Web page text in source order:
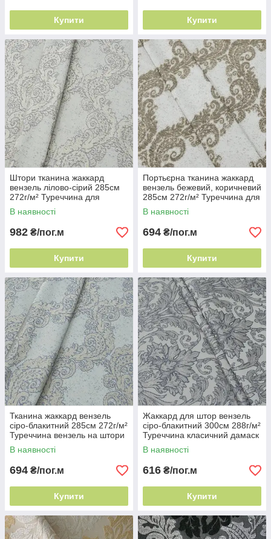
Купити Купити
Штори тканина жаккард
вензель лілово-сірий 285см
272г/м² Туреччина для
класичних інтер'єрів
В наявності
982 ₴/пог.м
Купити
Портьєрна тканина жаккард
вензель бежевий, коричневий
285см 272г/м² Туреччина для
класичних інтер'єрів
В наявності
694 ₴/пог.м
Купити
Тканина жаккард вензель
сіро-блакитний 285см 272г/м²
Туреччина вензель на штори
В наявності
694 ₴/пог.м
Купити
Жаккард для штор вензель
сіро-блакитний 300см 288г/м²
Туреччина класичний дамаск
В наявності
616 ₴/пог.м
Купити